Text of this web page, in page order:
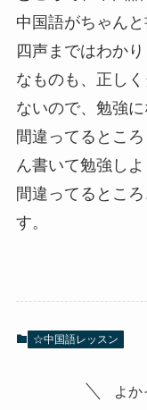
中国語がちゃん
四声まではわか
なものも、正し
ないので、勉強に
間違ってるとこ
ん書いて勉強しよ
間違ってるとこ
す。
☆中国語レッスン
よか